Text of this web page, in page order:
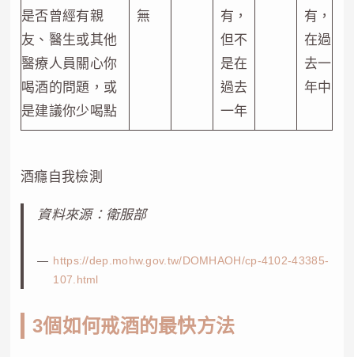
是否曾經有親
友、醫生或其他
醫療人員關心你
喝酒的問題，或
是建議你少喝點
無
有，
但不
是在
過去
一年
有，
在過
去一
年中
酒癮自我檢測
資料來源：衛服部
https://dep.mohw.gov.tw/DOMHAOH/cp-4102-43385-
107.html
3個如何戒酒的最快方法